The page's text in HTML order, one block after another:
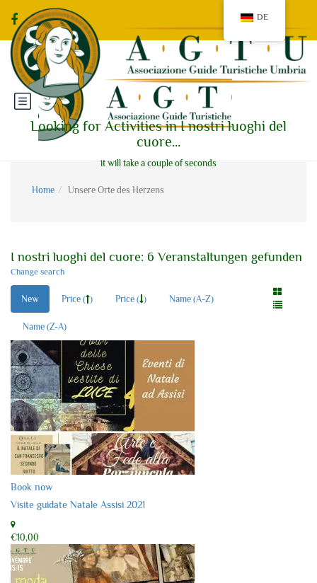
Looking for Activities in I nostri luoghi del
cuore...
it will take a couple of seconds
Home Unsere Orte des Herzens
I nostri luoghi del cuore: 6 Veranstaltungen gefunden
Change search
New Price ( ) Price ( ) Name (A-Z)
Name (Z-A)
Book now
Visite guidate Natale Assisi 2021
€10,00
DE